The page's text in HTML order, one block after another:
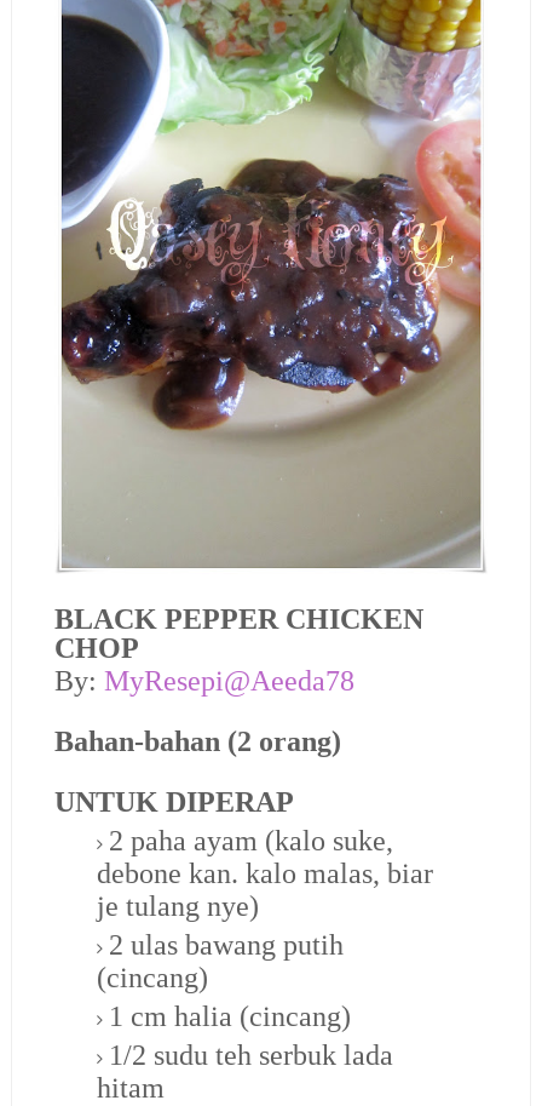
BLACK PEPPER CHICKEN
CHOP
By: MyResepi@Aeeda78
Bahan-bahan (2 orang)
UNTUK DIPERAP
2 paha ayam (kalo suke,
debone kan. kalo malas, biar
je tulang nye)
2 ulas bawang putih
(cincang)
1 cm halia (cincang)
1/2 sudu teh serbuk lada
hitam